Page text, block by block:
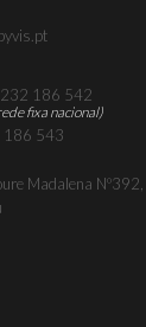
186 542
fixa nacional)
186 543
Madalena Nº392,